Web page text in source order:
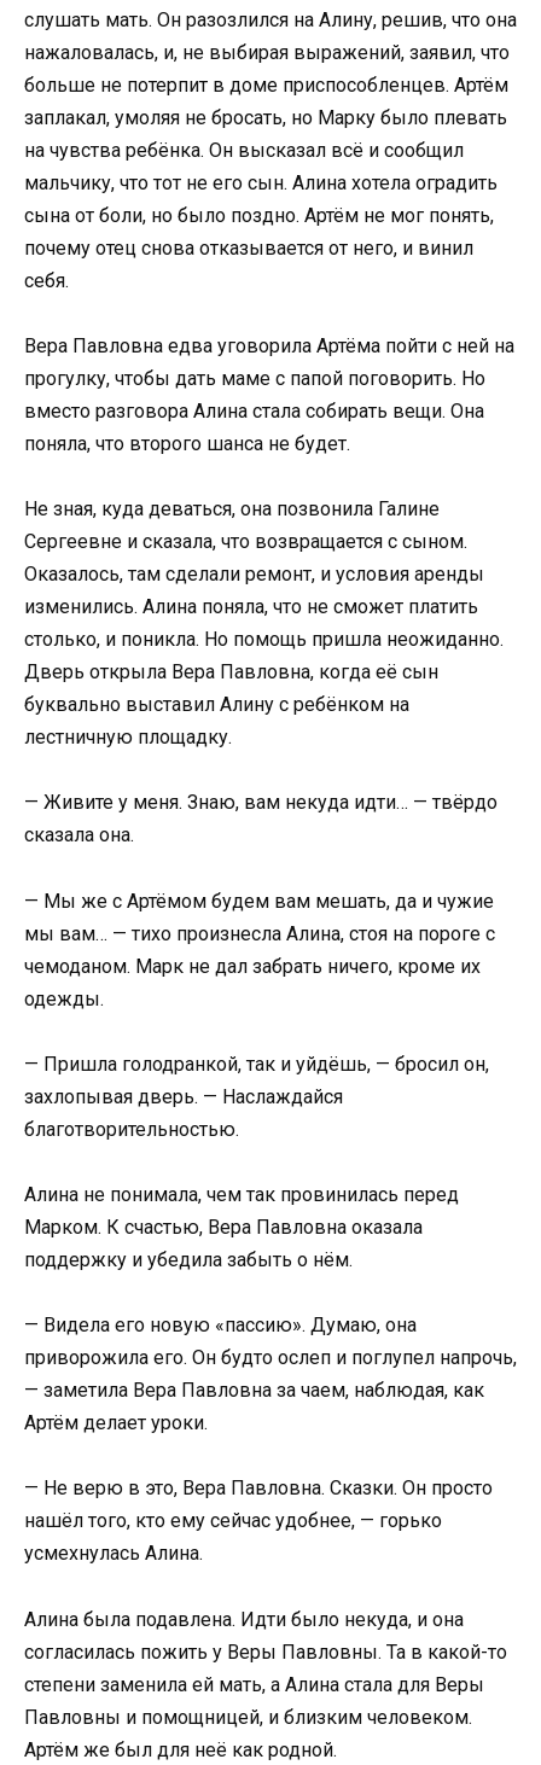
слушать мать. Он разозлился на Алину, решив, что она
нажаловалась, и, не выбирая выражений, заявил, что
больше не потерпит в доме приспособленцев. Артём
заплакал, умоляя не бросать, но Марку было плевать
на чувства ребёнка. Он высказал всё и сообщил
мальчику, что тот не его сын. Алина хотела оградить
сына от боли, но было поздно. Артём не мог понять,
почему отец снова отказывается от него, и винил
себя.
Вера Павловна едва уговорила Артёма пойти с ней на
прогулку, чтобы дать маме с папой поговорить. Но
вместо разговора Алина стала собирать вещи. Она
поняла, что второго шанса не будет.
Не зная, куда деваться, она позвонила Галине
Сергеевне и сказала, что возвращается с сыном.
Оказалось, там сделали ремонт, и условия аренды
изменились. Алина поняла, что не сможет платить
столько, и поникла. Но помощь пришла неожиданно.
Дверь открыла Вера Павловна, когда её сын
буквально выставил Алину с ребёнком на
лестничную площадку.
— Живите у меня. Знаю, вам некуда идти… — твёрдо
сказала она.
— Мы же с Артёмом будем вам мешать, да и чужие
мы вам… — тихо произнесла Алина, стоя на пороге с
чемоданом. Марк не дал забрать ничего, кроме их
одежды.
— Пришла голодранкой, так и уйдёшь, — бросил он,
захлопывая дверь. — Наслаждайся
благотворительностью.
Алина не понимала, чем так провинилась перед
Марком. К счастью, Вера Павловна оказала
поддержку и убедила забыть о нём.
— Видела его новую «пассию». Думаю, она
приворожила его. Он будто ослеп и поглупел напрочь,
— заметила Вера Павловна за чаем, наблюдая, как
Артём делает уроки.
— Не верю в это, Вера Павловна. Сказки. Он просто
нашёл того, кто ему сейчас удобнее, — горько
усмехнулась Алина.
Алина была подавлена. Идти было некуда, и она
согласилась пожить у Веры Павловны. Та в какой-то
степени заменила ей мать, а Алина стала для Веры
Павловны и помощницей, и близким человеком.
Артём же был для неё как родной.